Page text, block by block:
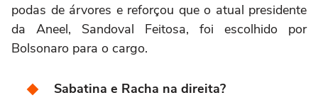
podas de árvores e reforçou que o atual presidente
da Aneel, Sandoval Feitosa, foi escolhido por
Bolsonaro para o cargo.
Sabatina e Racha na direita?